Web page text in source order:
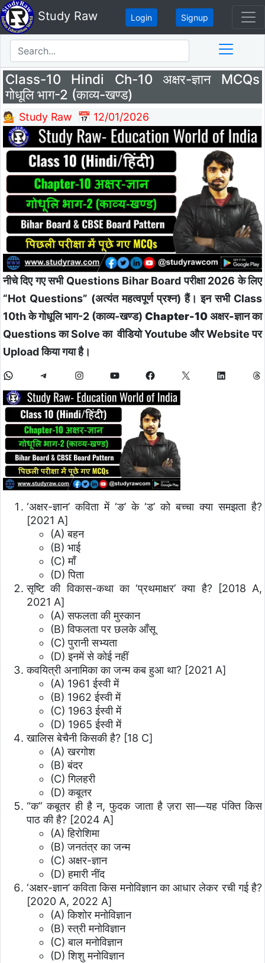
Study Raw Login Signup
Class-10 Hindi Ch-10 अक्षर-ज्ञान MCQs
गोधूलि भाग-2 (काव्य-खण्ड)
💁 Study Raw 📅 12/01/2026
नीचे दिए गए सभी Questions Bihar Board परीक्षा 2026 के लिए
“Hot Questions” (अत्यंत महत्वपूर्ण प्रश्न) हैं। इन सभी Class
10th के गोधूलि भाग-2 (काव्य-खण्ड) Chapter-10 अक्षर-ज्ञानका
Questions का Solve का वीडियो Youtube और Website पर
Upload किया गया है।
‘अक्षर-ज्ञान’ कविता में ‘ङ’ के ‘ड’ को बच्चा क्या समझता है?
[2021 A]
(A) बहन
(B) भाई
(C) माँ
(D) पिता
सृष्टि की विकास-कथा का ‘प्रथमाक्षर’ क्या है? [2018 A,
2021 A]
(A) सफलता की मुस्कान
(B) विफलता पर छलके आँसू
(C) पुरानी सभ्यता
(D) इनमें से कोई नहीं
कवयित्री अनामिका का जन्म कब हुआ था? [2021 A]
(A) 1961 ईस्वी में
(B) 1962 ईस्वी में
(C) 1963 ईस्वी में
(D) 1965 ईस्वी में
खालिस बेचैनी किसकी है? [18 C]
(A) खरगोश
(B) बंदर
(C) गिलहरी
(D) कबूतर
“क” कबूतर ही है न, फुदक जाता है ज़रा सा—यह पंक्ति किस
पाठ की है? [2024 A]
(A) हिरोशिमा
(B) जनतंत्र का जन्म
(C) अक्षर-ज्ञान
(D) हमारी नींद
‘अक्षर-ज्ञान’ कविता किस मनोविज्ञान का आधार लेकर रची गई है?
[2020 A, 2022 A]
(A) किशोर मनोविज्ञान
(B) स्त्री मनोविज्ञान
(C) बाल मनोविज्ञान
(D) शिशु मनोविज्ञान